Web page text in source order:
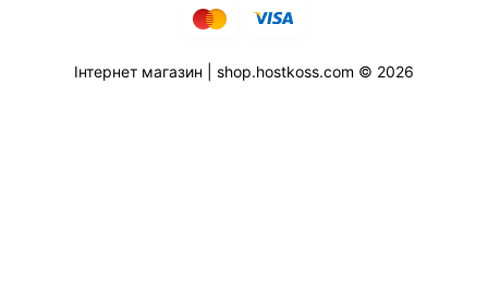
Інтернет магазин | shop.hostkoss.com © 2026